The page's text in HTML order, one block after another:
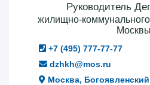
Руководитель
жилищно-коммунального
Москвы
+7 (495) 777-77-77
dzhkh@mos.ru
Москва,